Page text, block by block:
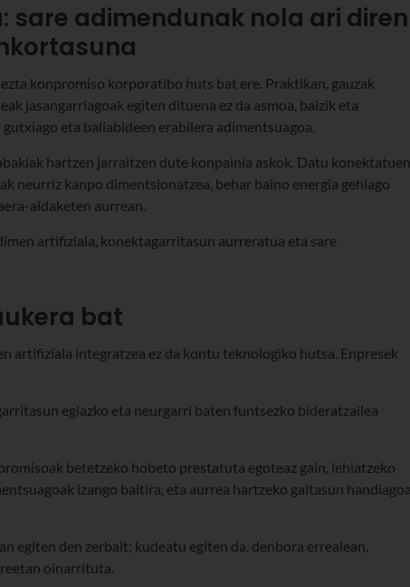
sare adimendunak nola ari diren
konpromiso korporatibo huts bat ere. Praktikan, gauzak
jasangarriagoak egiten dituena ez da asmoa, baizik eta
eta baliabideen erabilera adimentsuagoa.
hartzen jarraitzen dute konpainia askok. Datu konektatuen
neurriz kanpo dimentsionatzea, behar baino energia gehiago
aldaketen aurrean.
artifiziala, konektagarritasun aurreratua eta sare
bat
artifiziala integratzea ez da kontu teknologiko hutsa. Enpresek
egiazko eta neurgarri baten funtsezko bideratzailea
betetzeko hobeto prestatuta egoteaz gain, lehiatzeko
izango baitira, eta aurrea hartzeko gaitasun
egiten den zerbait; kudeatu egiten da, denbora errealean,
oinarrituta.